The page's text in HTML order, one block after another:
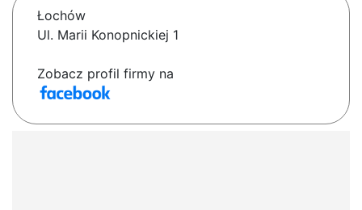
Łochów
Ul. Marii Konopnickiej 1
Zobacz profil firmy na